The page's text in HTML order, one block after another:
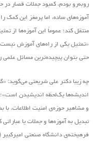
روبه‌رو بودم، کمبود جملات قصار
آموزه‌های ساده، اما پرمغز این کمک
منتقل کند؛ عموماً این آموزه‌ها از
«تمثیل یکی از راه‌های آموزش
حتی بتوان پیچیده‌ترین مسائل علمی
چه زیبا دکتر علی شریعتی ‌می‌گوید:
اندیشه‌ها یک‌لحظه اندیشیدن
و مشاهیر حوزه‌ی امنیت اطلاعات،
تبدیل به آموزه‌ها و جملات یا
فرهیخته‌ی دانشگاه صنعتی